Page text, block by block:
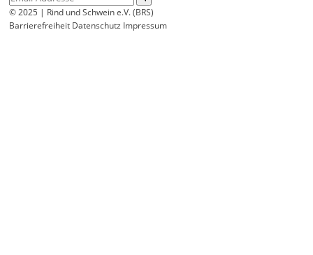
© 2025 | Rind und Schwein e.V. (BRS)
Barrierefreiheit Datenschutz Impressum